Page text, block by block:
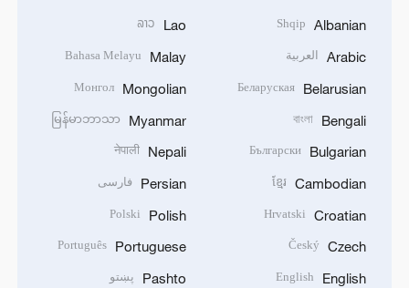
Albanian
Shqip
Arabic العربية
Belarusian
Беларуская
Bengali
বাংলা
Bulgarian
Български
Cambodian
ខ្មែរ
Croatian
Hrvatski
Czech
Český
English
English
Lao
ລາວ
Malay
Bahasa Melayu
Mongolian
Монгол
Myanmar
မြန်မာဘာသာ
Nepali
नेपाली
Persian فارسی
Polish
Polski
Portuguese
Português
Pashto پښتو